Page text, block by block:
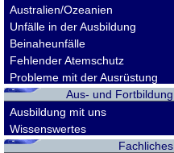
Australien/Ozeanien
Unfälle in der Ausbildung
Beinaheunfälle
Fehlender Atemschutz
Probleme mit der Ausrüstung
Aus- und Fortbildung
Ausbildung mit uns
Wissenswertes
Fachliches